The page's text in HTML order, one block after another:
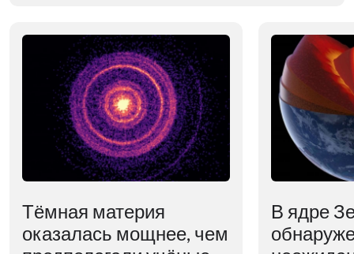
Тёмная материя
оказалась мощнее, чем
В ядре